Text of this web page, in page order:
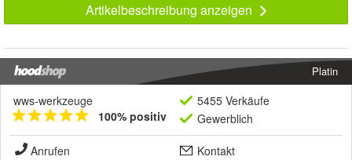
Artikelbeschreibung anzeigen
Platin
wws-werkzeuge
100% positiv
5455 Verkäufe
Gewerblich
Anrufen
Kontakt